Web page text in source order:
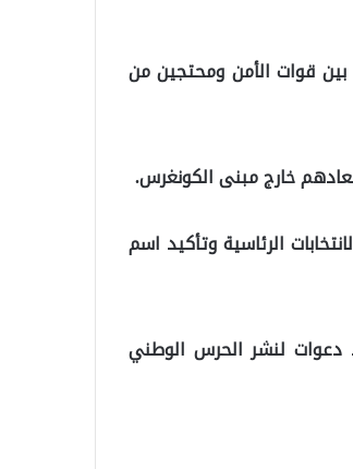
قوات الأمن ومحتجين من
خارج مبنى الكونغرس.
الرئاسية وتأكيد اسم
دعوات لنشر الحرس الوطني